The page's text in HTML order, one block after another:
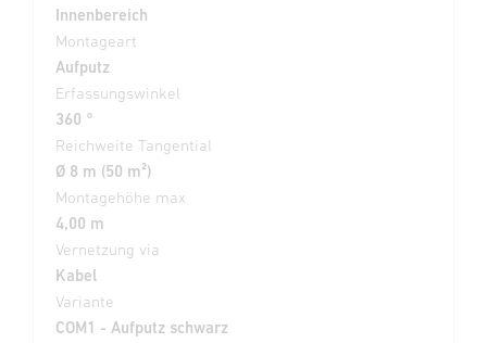
Innenbereich
Montageart
Aufputz
Erfassungswinkel
360 °
Reichweite Tangential
Ø 8 m (50 m²)
Montagehöhe max
4,00 m
Vernetzung via
Kabel
Variante
COM1 - Aufputz schwarz